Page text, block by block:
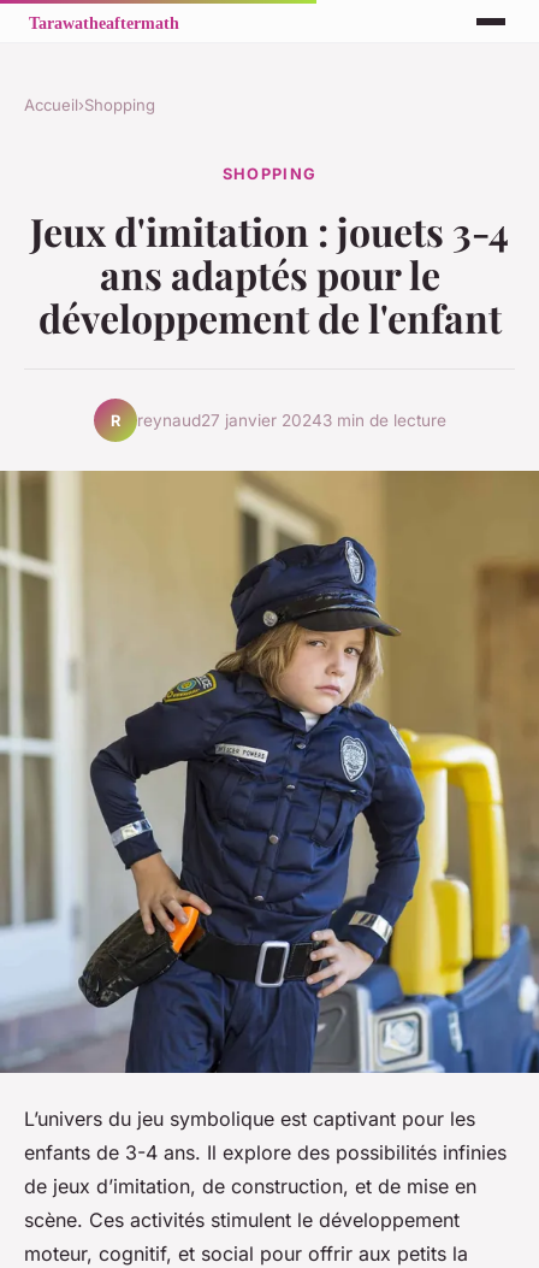
Accueil›Shopping
SHOPPING
Jeux d'imitation : jouets 3-4
ans adaptés pour le
développement de l'enfant
R reynaud27 janvier 20243 min de lecture
L’univers du jeu symbolique est captivant pour les
enfants de 3-4 ans. Il explore des possibilités infinies
de jeux d’imitation, de construction, et de mise en
scène. Ces activités stimulent le développement
moteur, cognitif, et social pour offrir aux petits la